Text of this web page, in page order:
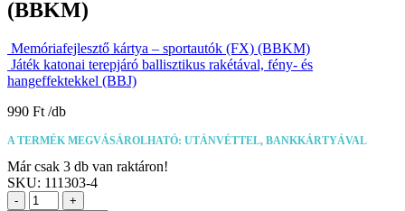
(BBKM)
Memóriafejlesztő kártya – sportautók (FX) (BBKM)
Játék katonai terepjáró ballisztikus rakétával, fény- és
hangeffektekkel (BBJ)
990 Ft
A TERMÉK MEGVÁSÁROLHATÓ: UTÁNVÉTTEL, BANKKÁRTYÁVAL
Már csak 3 db van raktáron!
SKU: 111303-4
-
+